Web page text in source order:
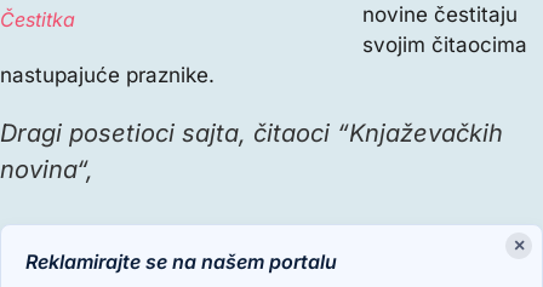
Čestitka
novine čestitaju
svojim čitaocima
nastupajuće praznike.
Dragi posetioci sajta, čitaoci “Knjaževačkih
novina“,
×
Reklamirajte se na našem portalu